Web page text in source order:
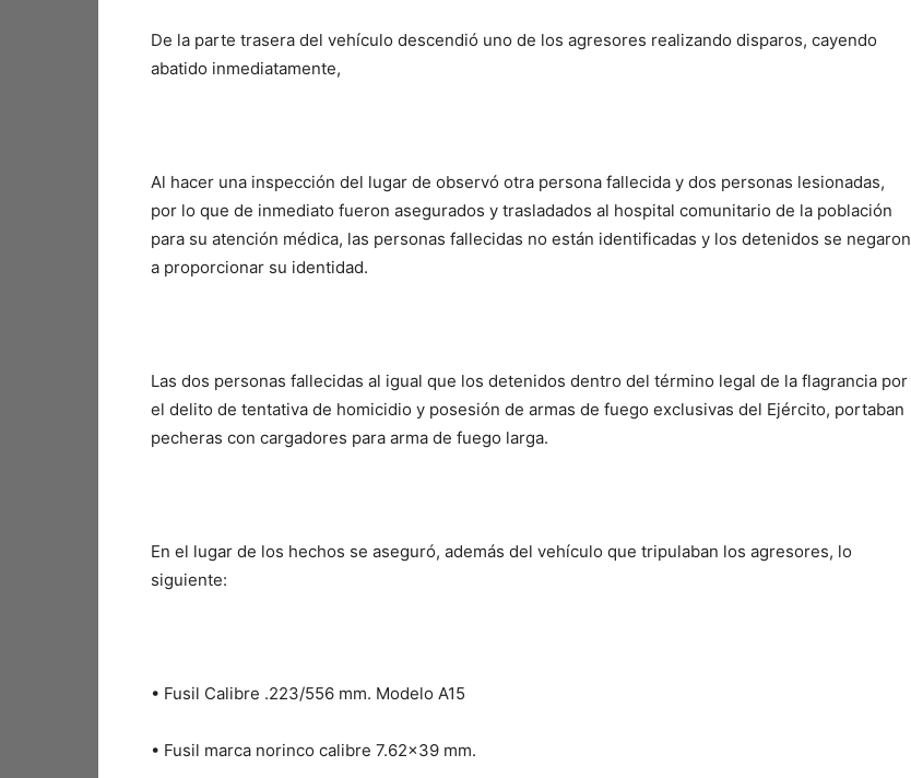
De la parte trasera del vehículo descendió uno de los agresores realizando disparos, cayendo
abatido inmediatamente,
Al hacer una inspección del lugar de observó otra persona fallecida y dos personas lesionadas,
por lo que de inmediato fueron asegurados y trasladados al hospital comunitario de la población
para su atención médica, las personas fallecidas no están identificadas y los detenidos se negaron
a proporcionar su identidad.
Las dos personas fallecidas al igual que los detenidos dentro del término legal de la flagrancia por
el delito de tentativa de homicidio y posesión de armas de fuego exclusivas del Ejército, portaban
pecheras con cargadores para arma de fuego larga.
En el lugar de los hechos se aseguró, además del vehículo que tripulaban los agresores, lo
siguiente:
•⁠ ⁠Fusil Calibre .223/556 mm. Modelo A15
•⁠ ⁠Fusil marca norinco calibre 7.62×39 mm.